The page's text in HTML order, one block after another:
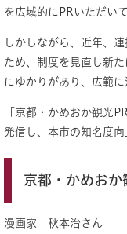
を広域的にPRいただい
しかしながら、近年、
ため、制度を見直し新
にゆかりがあり、広範
「京都・かめおか観光
発信し、本市の知名度向
京都・かめおか
漫画家 秋本治さん